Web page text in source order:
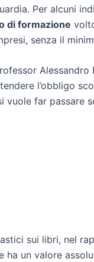
Per alcuni
di formazione
senza il
l’obbligo
vuole far passare
sui libri, nel
ha un valore